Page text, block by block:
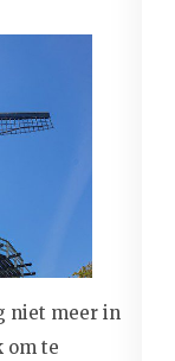
niet meer in
om te